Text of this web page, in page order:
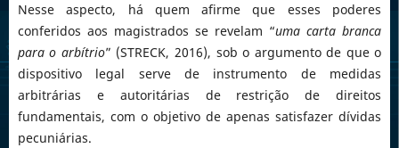
Nesse aspecto, há quem afirme que esses poderes
conferidos aos magistrados se revelam “uma carta branca
para o arbítrio” (STRECK, 2016), sob o argumento de que o
dispositivo legal serve de instrumento de medidas
arbitrárias e autoritárias de restrição de direitos
fundamentais, com o objetivo de apenas satisfazer dívidas
pecuniárias.